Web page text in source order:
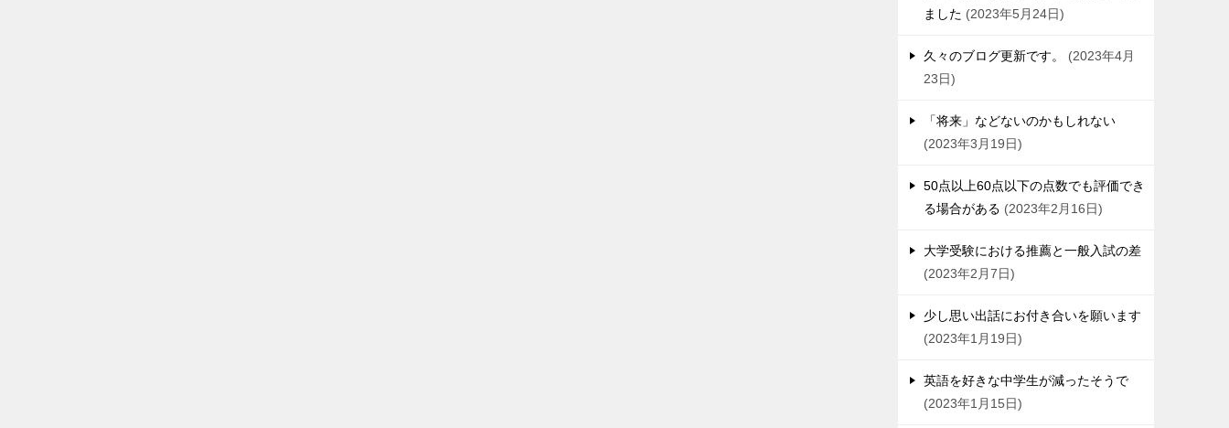
ました
2023年5月24日
久々のブログ更新です。
2023年4月
23日
「将来」などないのかもしれない
2023年3月19日
50点以上60点以下の点数でも評価でき
る場合がある
2023年2月16日
大学受験における推薦と一般入試の差
2023年2月7日
少し思い出話にお付き合いを願います
2023年1月19日
英語を好きな中学生が減ったそうで
2023年1月15日